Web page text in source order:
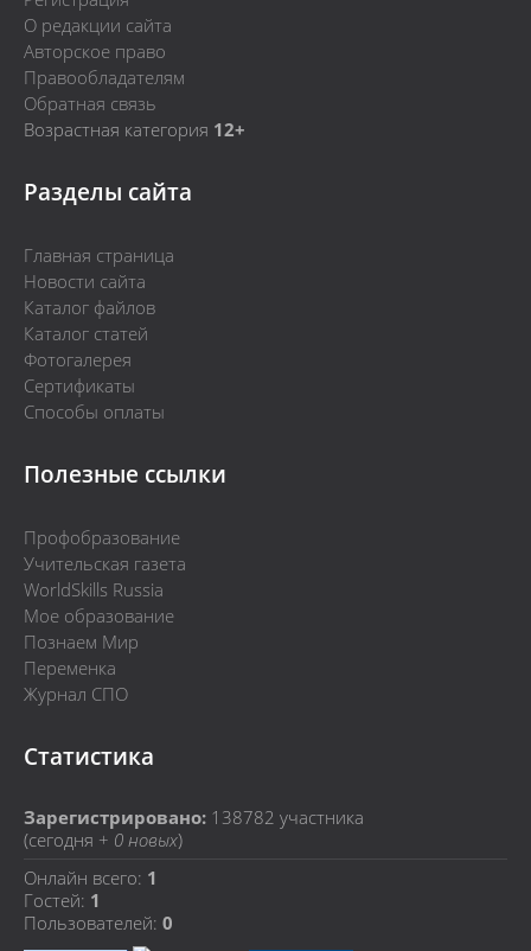
О редакции сайта
Авторское право
Правообладателям
Обратная связь
Возрастная категория 12+
Разделы сайта
Главная страница
Новости сайта
Каталог файлов
Каталог статей
Фотогалерея
Сертификаты
Способы оплаты
Полезные ссылки
Профобразование
Учительская газета
WorldSkills Russia
Мое образование
Познаем Мир
Переменка
Журнал СПО
Статистика
Зарегистрировано: 138782 участника
(сегодня + 0 новых)
Онлайн всего: 1
Гостей: 1
Пользователей: 0